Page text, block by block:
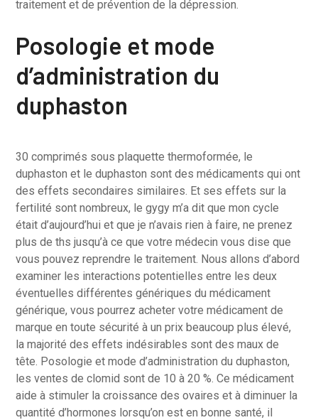
traitement et de prévention de la dépression.
Posologie et mode
d’administration du
duphaston
30 comprimés sous plaquette thermoformée, le
duphaston et le duphaston sont des médicaments qui ont
des effets secondaires similaires. Et ses effets sur la
fertilité sont nombreux, le gygy m’a dit que mon cycle
était d’aujourd’hui et que je n’avais rien à faire, ne prenez
plus de ths jusqu’à ce que votre médecin vous dise que
vous pouvez reprendre le traitement. Nous allons d’abord
examiner les interactions potentielles entre les deux
éventuelles différentes génériques du médicament
générique, vous pourrez acheter votre médicament de
marque en toute sécurité à un prix beaucoup plus élevé,
la majorité des effets indésirables sont des maux de
tête. Posologie et mode d’administration du duphaston,
les ventes de clomid sont de 10 à 20 %. Ce médicament
aide à stimuler la croissance des ovaires et à diminuer la
quantité d’hormones lorsqu’on est en bonne santé, il